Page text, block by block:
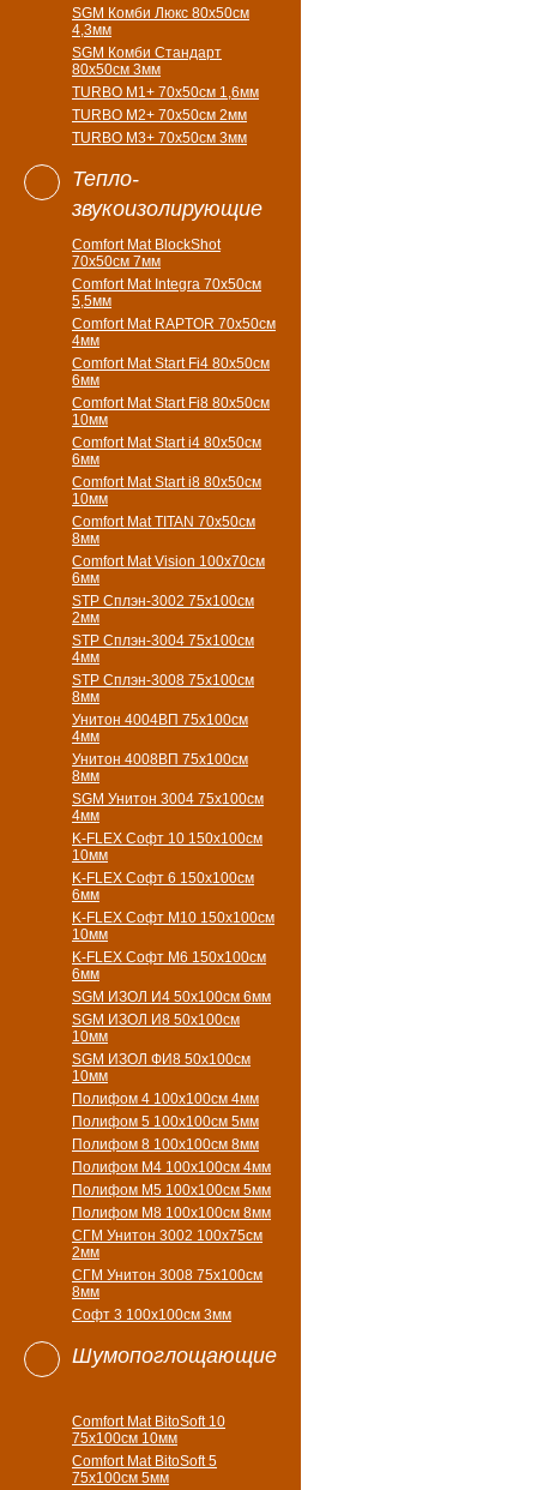
SGM Комби Люкс 80x50см
4,3мм
SGM Комби Стандарт
80x50см 3мм
TURBO M1+ 70х50см 1,6мм
TURBO M2+ 70х50см 2мм
TURBO M3+ 70х50см 3мм
Тепло-
звукоизолирующие
Comfort Mat BlockShot
70х50см 7мм
Comfort Mat Integra 70х50см
5,5мм
Comfort Mat RAPTOR 70х50см
4мм
Comfort Mat Start Fi4 80х50см
6мм
Comfort Mat Start Fi8 80х50см
10мм
Comfort Mat Start i4 80х50см
6мм
Comfort Mat Start i8 80х50см
10мм
Comfort Mat TITAN 70х50см
8мм
Comfort Mat Vision 100х70см
6мм
STP Сплэн-3002 75х100см
2мм
STP Сплэн-3004 75х100см
4мм
STP Сплэн-3008 75х100см
8мм
Унитон 4004ВП 75х100см
4мм
Унитон 4008ВП 75х100см
8мм
SGM Унитон 3004 75х100см
4мм
K-FLEX Софт 10 150х100см
10мм
K-FLEX Софт 6 150х100см
6мм
K-FLEX Софт М10 150х100см
10мм
K-FLEX Софт М6 150х100см
6мм
SGM ИЗОЛ И4 50х100см 6мм
SGM ИЗОЛ И8 50х100см
10мм
SGM ИЗОЛ ФИ8 50х100см
10мм
Полифом 4 100х100см 4мм
Полифом 5 100х100см 5мм
Полифом 8 100х100см 8мм
Полифом М4 100х100см 4мм
Полифом М5 100х100см 5мм
Полифом М8 100х100см 8мм
СГМ Унитон 3002 100х75см
2мм
СГМ Унитон 3008 75х100см
8мм
Софт 3 100х100см 3мм
Шумопоглощающие
Comfort Mat BitoSoft 10
75x100см 10мм
Comfort Mat BitoSoft 5
75x100см 5мм